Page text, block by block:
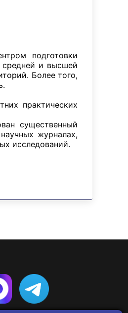
подготовки
средней и высшей
Более того,
практических
существенный
журналах,
исследований.